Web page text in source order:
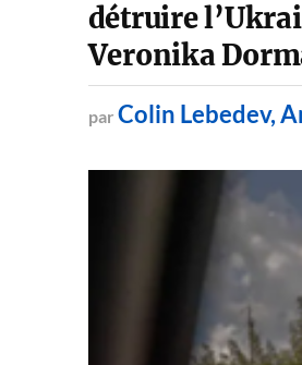
détruire
Veronika
par Colin Lebedev,